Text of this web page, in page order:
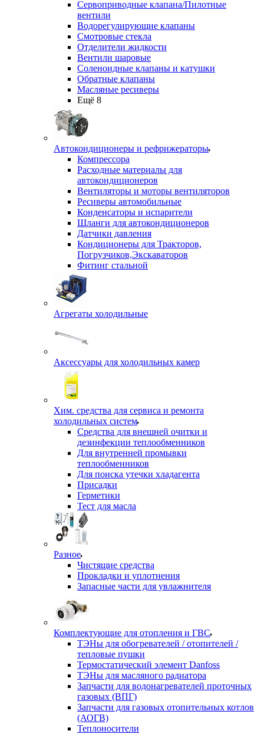
Сервоприводные клапана/Пилотные
вентили
Водорегулирующие клапаны
Смотровые стекла
Отделители жидкости
Вентили шаровые
Соленоидные клапаны и катушки
Обратные клапаны
Масляные ресиверы
Ещё 8
Автокондиционеры и рефрижераторы
Компрессора
Расходные материалы для
автокондиционеров
Вентиляторы и моторы вентиляторов
Ресиверы автомобильные
Конденсаторы и испарители
Шланги для автокондиционеров
Датчики давления
Кондиционеры для Тракторов,
Погрузчиков,Экскаваторов
Фитинг стальной
Агрегаты холодильные
Аксессуары для холодильных камер
Хим. средства для сервиса и ремонта
холодильных систем
Средства для внешней очитки и
дезинфекции теплообменников
Для внутренней промывки
теплообменников
Для поиска утечки хладагента
Присадки
Герметики
Тест для масла
Разное
Чистящие средства
Прокладки и уплотнения
Запасные части для увлажнителя
Комплектующие для отопления и ГВС
ТЭНы для обогревателей / отопителей /
тепловые пушки
Термостатический элемент Danfoss
ТЭНы для масляного радиатора
Запчасти для водонагревателей проточных
газовых (ВПГ)
Запчасти для газовых отопительных котлов
(АОГВ)
Теплоносители